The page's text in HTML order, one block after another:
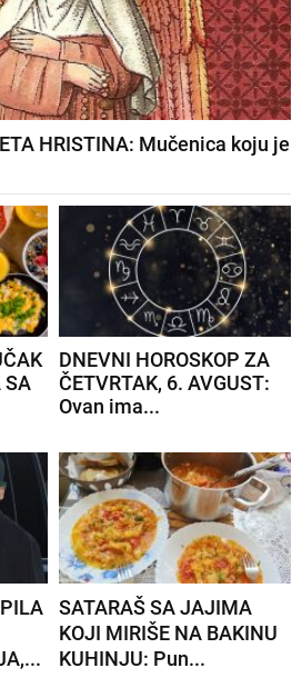
HRISTINA: Mučenica koju je
SA
DNEVNI HOROSKOP ZA
ČETVRTAK, 6. AVGUST:
Ovan ima...
SATARAŠ SA JAJIMA
KOJI MIRIŠE NA BAKINU
KUHINJU: Pun...